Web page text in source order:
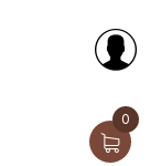
0